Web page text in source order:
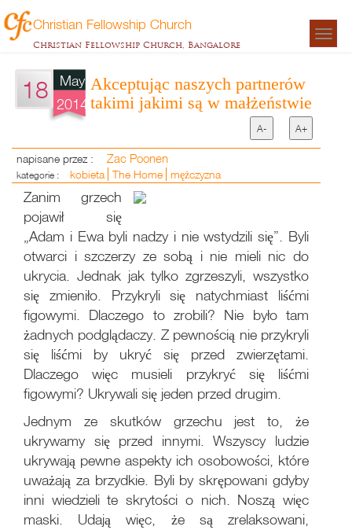
Christian Fellowship Church
Christian Fellowship Church, Bangalore
18
May
2014
Akceptując naszych partnerów
takimi jakimi są w małżeństwie
A- A+
napisane przez : Zac Poonen
kategorie : kobieta The Home mężczyzna
Zanim grzech
pojawił się
„Adam i Ewa byli nadzy i nie wstydzili się”. Byli
otwarci i szczerzy ze sobą i nie mieli nic do
ukrycia. Jednak jak tylko zgrzeszyli, wszystko
się zmieniło. Przykryli się natychmiast liśćmi
figowymi. Dlaczego to zrobili? Nie było tam
żadnych podglądaczy. Z pewnością nie przykryli
się liśćmi by ukryć się przed zwierzętami.
Dlaczego więc musieli przykryć się liśćmi
figowymi? Ukrywali się jeden przed drugim.
Jednym ze skutków grzechu jest to, że
ukrywamy się przed innymi. Wszyscy ludzie
ukrywają pewne aspekty ich osobowości, które
uważają za brzydkie. Byli by skrępowani gdyby
inni wiedzieli te skrytości o nich. Noszą więc
maski. Udają więc, że są zrelaksowani,